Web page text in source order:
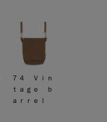
７４ Ｖｉｎ
ｔａｇｅ ｂ
ａｒｒｅｌ